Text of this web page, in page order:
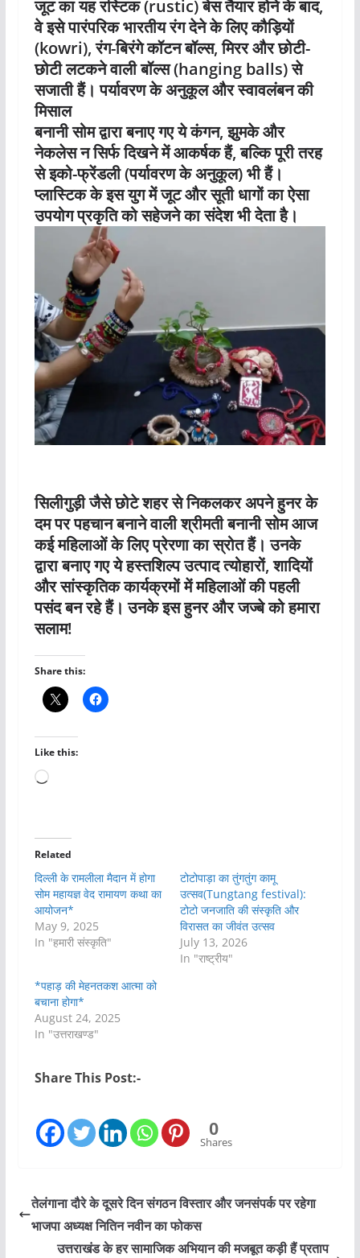
जूट का यह रस्टिक (rustic) बेस तैयार होने के बाद,
वे इसे पारंपरिक भारतीय रंग देने के लिए कौड़ियों
(kowri), रंग-बिरंगे कॉटन बॉल्स, मिरर और छोटी-
छोटी लटकने वाली बॉल्स (hanging balls) से
सजाती हैं। पर्यावरण के अनुकूल और स्वावलंबन की
मिसाल
बनानी सोम द्वारा बनाए गए ये कंगन, झुमके और
नेकलेस न सिर्फ दिखने में आकर्षक हैं, बल्कि पूरी तरह
से इको-फ्रेंडली (पर्यावरण के अनुकूल) भी हैं।
प्लास्टिक के इस युग में जूट और सूती धागों का ऐसा
उपयोग प्रकृति को सहेजने का संदेश भी देता है।
सिलीगुड़ी जैसे छोटे शहर से निकलकर अपने हुनर के
दम पर पहचान बनाने वाली श्रीमती बनानी सोम आज
कई महिलाओं के लिए प्रेरणा का स्रोत हैं। उनके
द्वारा बनाए गए ये हस्तशिल्प उत्पाद त्योहारों, शादियों
और सांस्कृतिक कार्यक्रमों में महिलाओं की पहली
पसंद बन रहे हैं। उनके इस हुनर और जज्बे को हमारा
सलाम!
Share this:
Like this:
Loading…
Related
दिल्ली के रामलीला मैदान में होगा
सोम महायज्ञ वेद रामायण कथा का
आयोजन*
May 9, 2025
In "हमारी संस्कृति"
टोटोपाड़ा का तुंगतुंग कामू
उत्सव(Tungtang festival):
टोटो जनजाति की संस्कृति और
विरासत का जीवंत उत्सव
July 13, 2026
In "राष्ट्रीय"
*पहाड़ की मेहनतकश आत्मा को
बचाना होगा*
August 24, 2025
In "उत्तराखण्ड"
Share This Post:-
0
Shares
तेलंगाना दौरे के दूसरे दिन संगठन विस्तार और जनसंपर्क पर रहेगा
भाजपा अध्यक्ष नितिन नवीन का फोकस
उत्तराखंड के हर सामाजिक अभियान की मजबूत कड़ी हैं प्रताप